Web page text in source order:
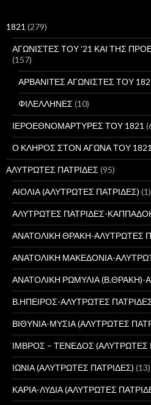
σ
1821 (279)
ΑΓΩΝΙΣΤΕΣ ΤΟΥ '21 ΚΑΙ ΤΗΣ
(157)
ΑΡΒΑΝΙΤΕΣ ΑΓΩΝΙΣΤΕΣ ΤΟΥ
ΦΙΛΕΛΛΗΝΕΣ (10)
ΙΕΡΟΕΘΝΟΜΑΡΤΥΡΕΣ ΤΟΥ 1821
Ο ΚΛΗΡΟΣ ΣΤΟΝ ΑΓΩΝΑ ΤΟΥ 1821
ΑΛΥΤΡΩΤΕΣ ΠΑΤΡΙΔΕΣ (95)
ΑΙΟΛΙΑ (ΑΛΥΤΡΩΤΕΣ ΠΑΤΡΙΔΕΣ) (1)
ΑΛΥΤΡΩΤΕΣ ΠΑΤΡΙΔΕΣ-
ΑΝΑΤΟΛΙΚΗ ΘΡΑΚΗ-ΑΛΥΤΡΩΤΕΣ
ΑΝΑΤΟΛΙΚΗ ΜΑΚΕΔΟΝΙΑ-
ΑΝΑΤΟΛΙΚΗ ΡΩΜΥΛΙΑ (Β.ΘΡΑΚΗ)-
Β.ΗΠΕΙΡΟΣ-ΑΛΥΤΡΩΤΕΣ
ΒΙΘΥΝΙΑ-ΜΥΣΙΑ (ΑΛΥΤΡΩΤΕΣ
ΙΜΒΡΟΣ – ΤΕΝΕΔΟΣ (ΑΛΥΤΡΩΤΕΣ
ΙΩΝΙΑ (ΑΛΥΤΡΩΤΕΣ ΠΑΤΡΙΔΕΣ) (13)
ΚΑΡΙΑ-ΛΥΔΙΑ (ΑΛΥΤΡΩΤΕΣ